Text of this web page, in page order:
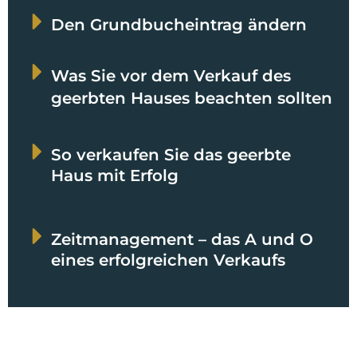
Den Grundbucheintrag ändern
Was Sie vor dem Verkauf des
geerbten Hauses beachten sollten
So verkaufen Sie das geerbte
Haus mit Erfolg
Zeitmanagement – das A und O
eines erfolgreichen Verkaufs